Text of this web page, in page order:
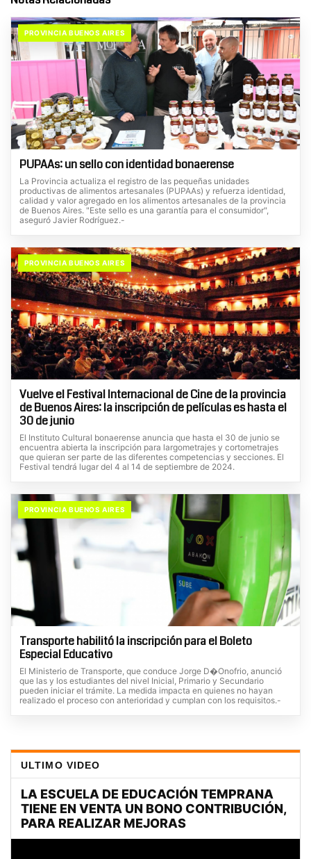
PROVINCIA BUENOS AIRES
PUPAAs: un sello con identidad bonaerense
La Provincia actualiza el registro de las pequeñas unidades
productivas de alimentos artesanales (PUPAAs) y refuerza identidad,
calidad y valor agregado en los alimentos artesanales de la provincia
de Buenos Aires. "Este sello es una garantía para el consumidor",
aseguró Javier Rodríguez.-
PROVINCIA BUENOS AIRES
Vuelve el Festival Internacional de Cine de la provincia
de Buenos Aires: la inscripción de películas es hasta el
30 de junio
El Instituto Cultural bonaerense anuncia que hasta el 30 de junio se
encuentra abierta la inscripción para largometrajes y cortometrajes
que quieran ser parte de las diferentes competencias y secciones. El
Festival tendrá lugar del 4 al 14 de septiembre de 2024.
PROVINCIA BUENOS AIRES
Transporte habilitó la inscripción para el Boleto
Especial Educativo
El Ministerio de Transporte, que conduce Jorge D�Onofrio, anunció
que las y los estudiantes del nivel Inicial, Primario y Secundario
pueden iniciar el trámite. La medida impacta en quienes no hayan
realizado el proceso con anterioridad y cumplan con los requisitos.-
ULTIMO VIDEO